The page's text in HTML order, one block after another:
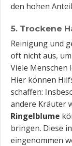
den hohen
5. Trockene
Reinigung und
oft nicht aus,
Viele Menschen
Hier können
schaffen:
andere Kräuter
Ringelblume
bringen. Diese
eingenommen